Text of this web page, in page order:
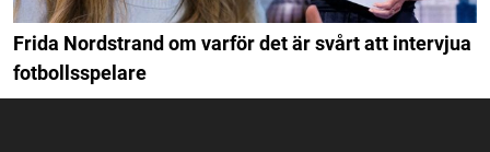
Frida Nordstrand om varför det är svårt att intervjua
fotbollsspelare